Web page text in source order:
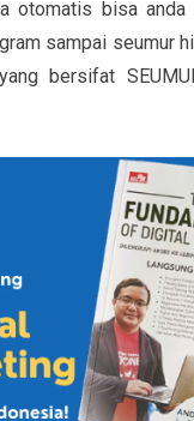
otomatis bisa
sampai seumur
bersifat